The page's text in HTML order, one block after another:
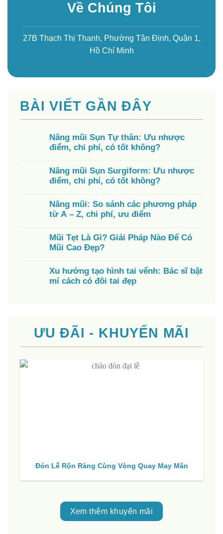
Về Chúng Tôi
27B Thạch Thị Thanh, Phường Tân Định, Quận 1,
Hồ Chí Minh
BÀI VIẾT GẦN ĐÂY
Nâng mũi Sụn Tự thân: Ưu nhược
điểm, chi phí, có tốt không?
Nâng mũi Sụn Surgiform: Ưu nhược
điểm, chi phí, có tốt không?
Nâng mũi: So sánh các phương pháp
từ A – Z, chi phí, ưu điểm
Mũi Tẹt Là Gì? Giải Pháp Nào Để Có
Mũi Cao Đẹp?
Xu hướng tạo hình tai vểnh: Bác sĩ bật
mí cách có đôi tai đẹp
ƯU ĐÃI - KHUYẾN MÃI
Đón Lễ Rộn Ràng Cùng Vòng Quay May Mắn
Xem thêm khuyến mãi